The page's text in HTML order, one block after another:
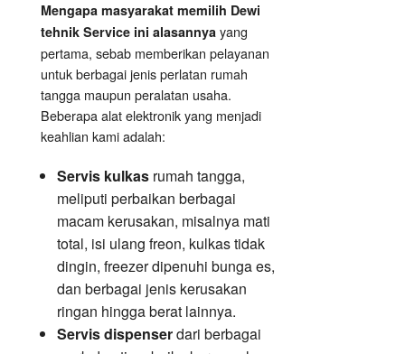
Mengapa masyarakat memilih Dewi
tehnik Service ini alasannya yang
pertama, sebab memberikan pelayanan
untuk berbagai jenis perlatan rumah
tangga maupun peralatan usaha.
Beberapa alat elektronik yang menjadi
keahlian kami adalah:
Servis kulkasrumah tangga,
meliputi perbaikan berbagai
macam kerusakan, misalnya mati
total, isi ulang freon, kulkas tidak
dingin, freezer dipenuhi bunga es,
dan berbagai jenis kerusakan
ringan hingga berat lainnya.
Servis dispenserdari berbagai